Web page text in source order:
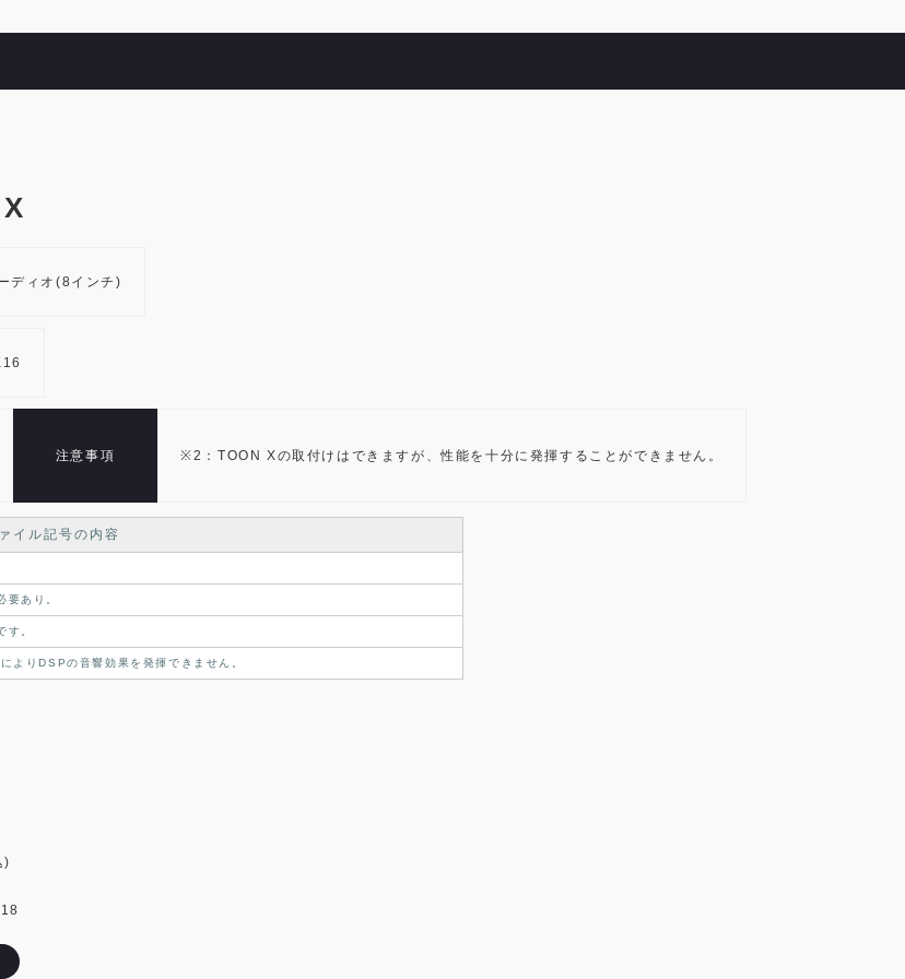
ディオ(8インチ)
注意事項 ※2：TOON Xの取付けはできますが、性能を十分に発揮することができません。
イル記号の内容
要あり。
す。
よりDSPの音響効果を発揮できません。
)